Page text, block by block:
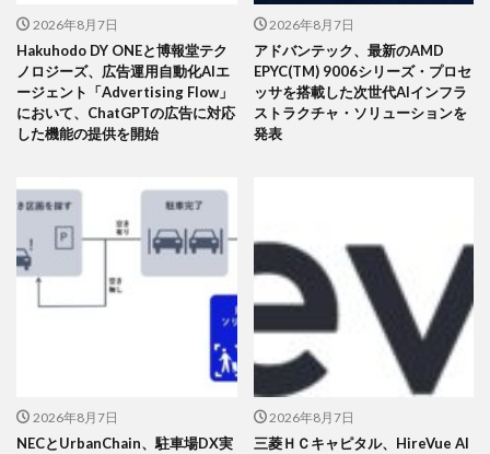
2026年8月7日
Hakuhodo DY ONEと博報堂テク
ノロジーズ、広告運用自動化AIエ
ージェント「Advertising Flow」
において、ChatGPTの広告に対応
した機能の提供を開始
2026年8月7日
アドバンテック、最新のAMD
EPYC(TM) 9006シリーズ・プロセ
ッサを搭載した次世代AIインフラ
ストラクチャ・ソリューションを
発表
2026年8月7日
NECとUrbanChain、駐車場DX実
2026年8月7日
三菱ＨＣキャピタル、HireVue AI